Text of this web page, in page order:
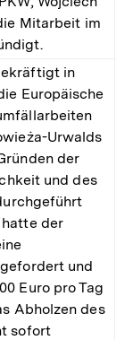
Mitarbeit im
in
Europäische
Urwalds
der
und des
hatte der
und
Euro pro Tag
Abholzen des
sofort